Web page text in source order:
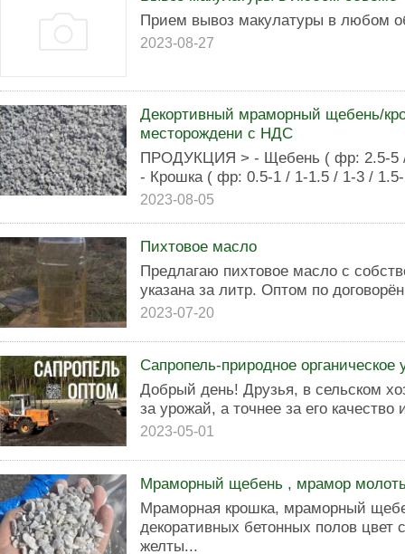
Прием вывоз макулатуры в любом
2023-08-27
Декортивный мраморный щебень/
месторождени с НДС
ПРОДУКЦИЯ > - Щебень ( фр: 2.5-5 /
- Крошка ( фр: 0.5-1 / 1-1.5 / 1-3 /
2023-08-05
Пихтовое масло
Предлагаю пихтовое масло с
указана за литр. Оптом по
2023-07-20
Сапропель-природное органическое
Добрый день! Друзья, в сельском
за урожай, а точнее за его качество
2023-05-01
Мраморный щебень , мрамор
Мраморная крошка, мраморный
декоративных бетонных полов
желты...